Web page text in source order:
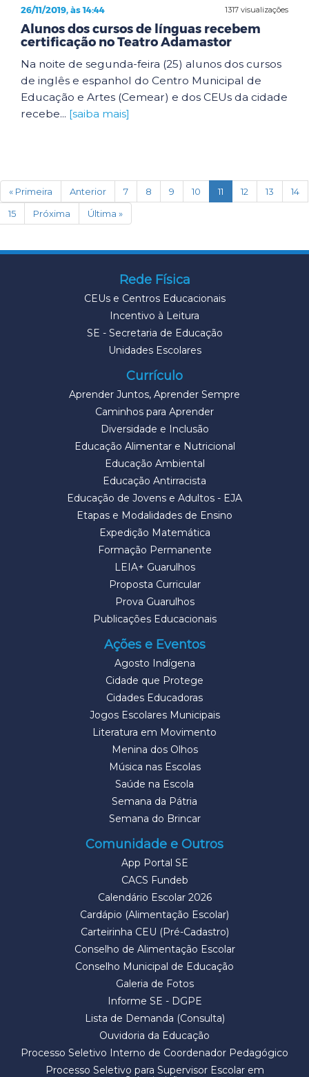
1317 visualizações
26/11/2019, às 14:44
Alunos dos cursos de línguas recebem
certificação no Teatro Adamastor
Na noite de segunda-feira (25) alunos dos cursos
de inglês e espanhol do Centro Municipal de
Educação e Artes (Cemear) e dos CEUs da cidade
recebe... [saiba mais]
« Primeira Anterior 7 8 9 10 11 (current)
12 13
14
15
Próxima Última »
Rede Física
CEUs e Centros Educacionais
Incentivo à Leitura
SE - Secretaria de Educação
Unidades Escolares
Currículo
Aprender Juntos, Aprender Sempre
Caminhos para Aprender
Diversidade e Inclusão
Educação Alimentar e Nutricional
Educação Ambiental
Educação Antirracista
Educação de Jovens e Adultos - EJA
Etapas e Modalidades de Ensino
Expedição Matemática
Formação Permanente
LEIA+ Guarulhos
Proposta Curricular
Prova Guarulhos
Publicações Educacionais
Ações e Eventos
Agosto Indígena
Cidade que Protege
Cidades Educadoras
Jogos Escolares Municipais
Literatura em Movimento
Menina dos Olhos
Música nas Escolas
Saúde na Escola
Semana da Pátria
Semana do Brincar
Comunidade e Outros
App Portal SE
CACS Fundeb
Calendário Escolar 2026
Cardápio (Alimentação Escolar)
Carteirinha CEU (Pré-Cadastro)
Conselho de Alimentação Escolar
Conselho Municipal de Educação
Galeria de Fotos
Informe SE - DGPE
Lista de Demanda (Consulta)
Ouvidoria da Educação
Processo Seletivo Interno de Coordenador Pedagógico
Processo Seletivo para Supervisor Escolar em